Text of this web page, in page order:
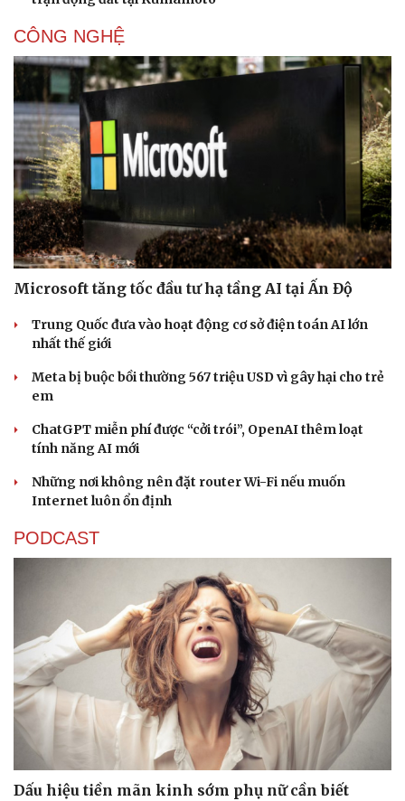
Thể thao
Lịch thi đấu bóng đá
Thế giới thể thao
eSports
Hậu trường
Ô tô - Xe máy
Ô tô
Xe máy
Tư vấn
CÔNG NGHỆ
Microsoft tăng tốc đầu tư hạ tầng AI tại Ấn Độ
Trung Quốc đưa vào hoạt động cơ sở điện toán AI lớn
nhất thế giới
Meta bị buộc bồi thường 567 triệu USD vì gây hại cho trẻ
em
ChatGPT miễn phí được “cởi trói”, OpenAI thêm loạt
tính năng AI mới
Những nơi không nên đặt router Wi-Fi nếu muốn
Internet luôn ổn định
PODCAST
Dấu hiệu tiền mãn kinh sớm phụ nữ cần biết